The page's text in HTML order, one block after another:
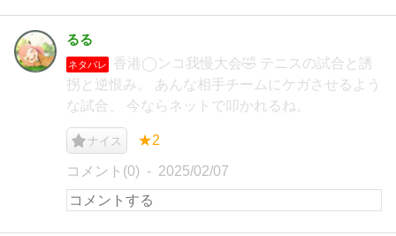
るる
ネタバレ
香港◯ンコ我慢大会🤣 テニスの試合と誘
拐と逆恨み。 あんな相手チームにケガさせるよう
な試合、 今ならネットで叩かれるね。
ナイス ★2
コメント(0) 2025/02/07